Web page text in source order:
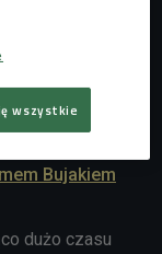
się przed
Bujakiem
dużo czasu
wszystkie